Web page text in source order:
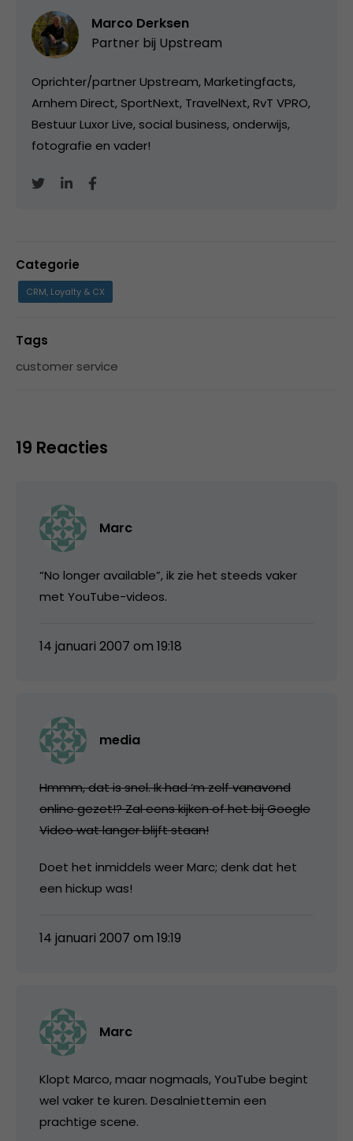
Marco Derksen
Partner bij Upstream
Oprichter/partner Upstream, Marketingfacts,
Arnhem Direct, SportNext, TravelNext, RvT VPRO,
Bestuur Luxor Live, social business, onderwijs,
fotografie en vader!
Categorie
CRM, Loyalty & CX
Tags
customer service
19 Reacties
Marc
“No longer available”, ik zie het steeds vaker
met YouTube-videos.
14 januari 2007 om 19:18
media
Hmmm, dat is snel. Ik had ‘m zelf vanavond
online gezet!? Zal eens kijken of het bij Google
Video wat langer blijft staan!
Doet het inmiddels weer Marc; denk dat het
een hickup was!
14 januari 2007 om 19:19
Marc
Klopt Marco, maar nogmaals, YouTube begint
wel vaker te kuren. Desalniettemin een
prachtige scene.